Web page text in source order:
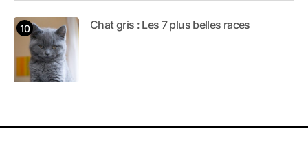
Chat gris : Les 7 plus belles races